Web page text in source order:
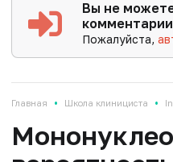
Вы не
комментарии
Пожалуйста,
Главная • Школа клинициста •